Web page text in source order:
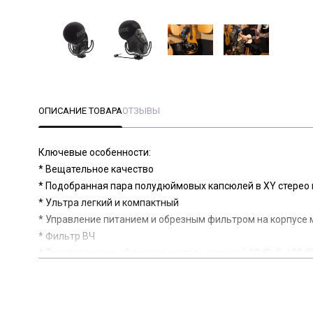
ОПИСАНИЕ ТОВАРАОТЗЫВЫ
Ключевые особенности:
* Вещательное качество
* Подобранная пара полудюймовых капсюлей в XY стерео
* Ультра легкий и компактный
* Управление питанием и обрезным фильтром на корпусе
* Фильтр ВЧ